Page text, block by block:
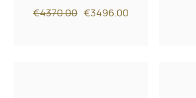
€4370.00 €3496.00